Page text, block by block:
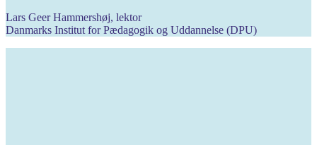
Lars Geer Hammershøj, lektor
Danmarks Institut for Pædagogik og Uddannelse (DPU)